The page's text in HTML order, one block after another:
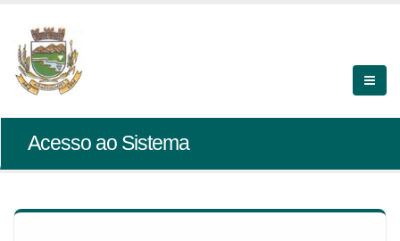
Acesso ao Sistema